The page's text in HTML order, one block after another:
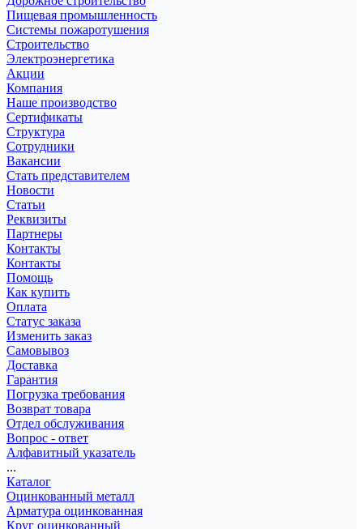
Пищевая промышленность
Системы пожаротушения
Строительство
Электроэнергетика
Акции
Компания
Наше производство
Сертификаты
Структура
Сотрудники
Вакансии
Стать представителем
Новости
Статьи
Реквизиты
Партнеры
Контакты
Контакты
Помощь
Как купить
Оплата
Статус заказа
Изменить заказ
Самовывоз
Доставка
Гарантия
Погрузка требования
Возврат товара
Отдел обслуживания
Вопрос - ответ
Алфавитный указатель
...
Каталог
Оцинкованный металл
Арматура оцинкованная
Круг оцинкованный